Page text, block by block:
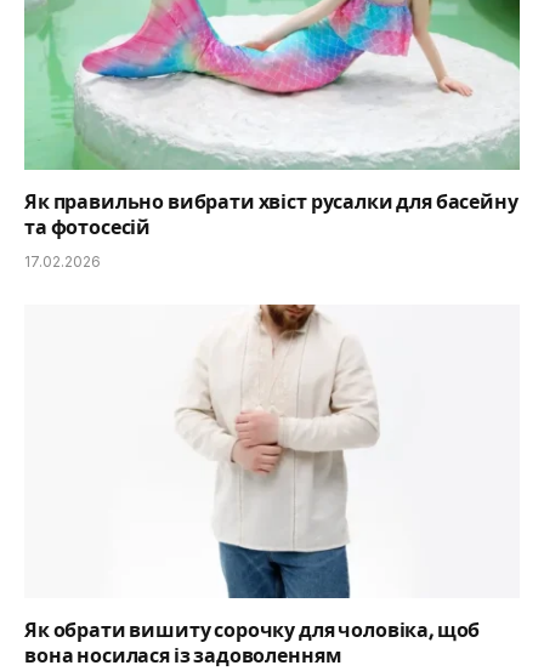
Як правильно вибрати хвіст русалки для басейну
та фотосесій
17.02.2026
Як обрати вишиту сорочку для чоловіка, щоб
вона носилася із задоволенням